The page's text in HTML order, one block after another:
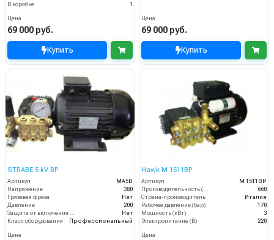
В коробке
1
Цена
69 000 руб.
Купить
Цена
69 000 руб.
Купить
STRABE 5 kV BP
Артикул
MA5B
Напряжение
380
Грязевая фреза
Нет
Давление
200
Нет
Класс оборудования
Профессиональный
Цена
Hawk M 1511BP
Артикул
M 1511BP
660
Страна-производитель
Италия
Рабочее давление (бар)
170
Мощность (кВт)
3
Электропитание (В)
220
Цена